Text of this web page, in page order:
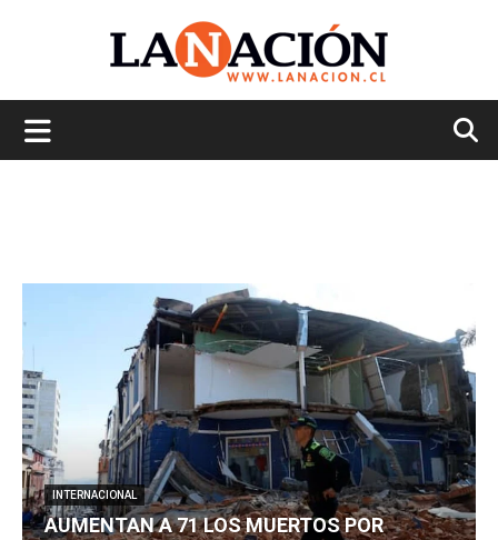
INTERNACIONAL
AUMENTAN A 71 LOS MUERTOS POR